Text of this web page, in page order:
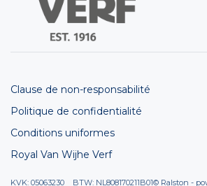
Clause de non-responsabilité
Politique de confidentialité
Conditions uniformes
Royal Van Wijhe Verf
KVK: 05063230 BTW: NL808170211B01© Ralston -